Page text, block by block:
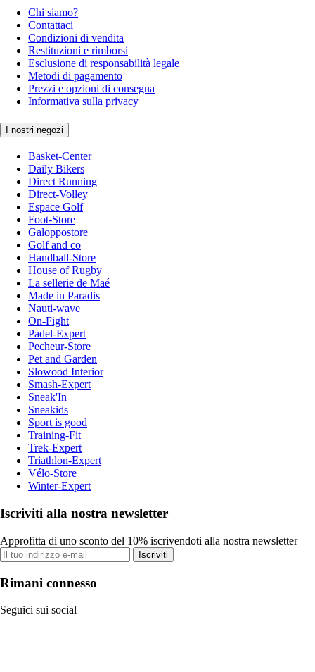
Chi siamo?
Contattaci
Condizioni di vendita
Restituzioni e rimborsi
Esclusione di responsabilità legale
Metodi di pagamento
Prezzi e opzioni di consegna
Informativa sulla privacy
I nostri negozi
Basket-Center
Daily Bikers
Direct Running
Direct-Volley
Espace Golf
Foot-Store
Galoppostore
Golf and co
Handball-Store
House of Rugby
La sellerie de Maé
Made in Paradis
Nauti-wave
On-Fight
Padel-Expert
Pecheur-Store
Pet and Garden
Slowood Interior
Smash-Expert
Sneak'In
Sneakids
Sport is good
Training-Fit
Trek-Expert
Triathlon-Expert
Vélo-Store
Winter-Expert
Iscriviti alla nostra newsletter
Approfitta di uno sconto del 10% iscrivendoti alla nostra newsletter
Iscriviti
Rimani connesso
Seguici sui social